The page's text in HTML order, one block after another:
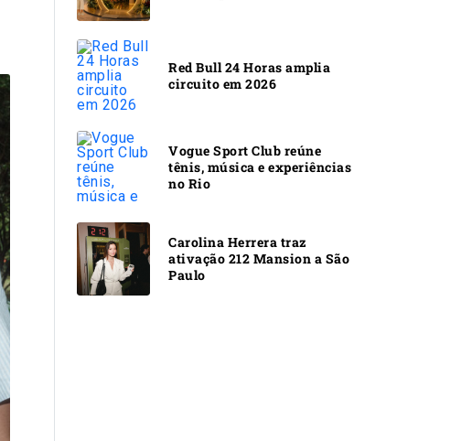
Red Bull 24 Horas amplia
circuito em 2026
Vogue Sport Club reúne
tênis, música e experiências
no Rio
Carolina Herrera traz
ativação 212 Mansion a São
Paulo